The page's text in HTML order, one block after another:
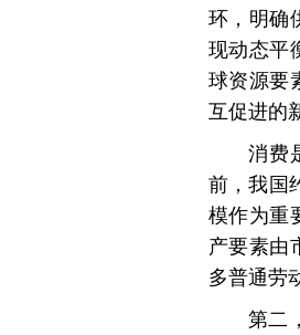
环，明确
现动态平
球资源要
互促进的
消费
前，我国
模作为重
产要素由
多普通劳
第二